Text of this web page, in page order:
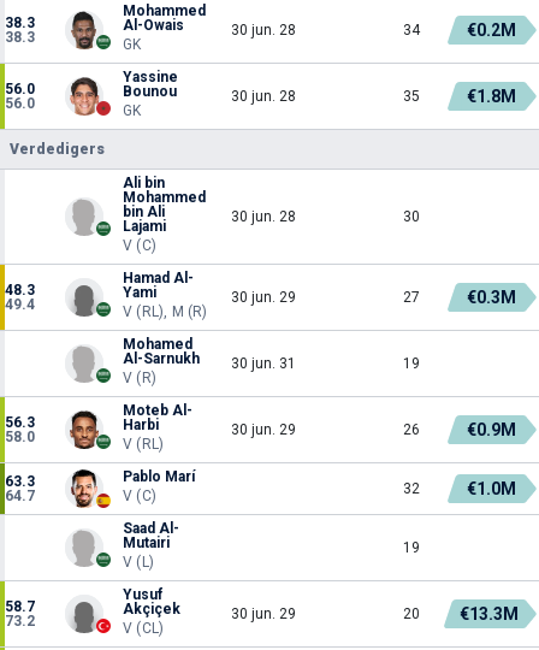
38.3
38.3
Mohammed
Al-Owais
GK
30 jun. 28 34 €0.2M
56.0
56.0
Yassine
Bounou
GK
30 jun. 28 35 €1.8M
Verdedigers
Ali bin
Mohammed
bin Ali
Lajami
V (C)
30 jun. 28 30
48.3
49.4
Hamad Al-
Yami
V (RL), M (R)
30 jun. 29 27 €0.3M
Mohamed
Al-Sarnukh
V (R)
30 jun. 31 19
56.3
58.0
Moteb Al-
Harbi
V (RL)
30 jun. 29 26 €0.9M
63.3
64.7
Pablo Marí
V (C)
32 €1.0M
Saad Al-
Mutairi
V (L)
19
58.7
73.2
Yusuf
Akçiçek
V (CL)
30 jun. 29 20 €13.3M